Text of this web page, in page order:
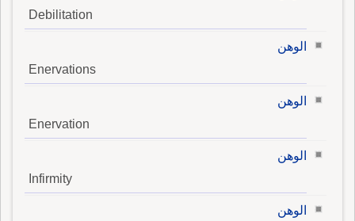
Debilitation
الوهن
Enervations
الوهن
Enervation
الوهن
Infirmity
الوهن